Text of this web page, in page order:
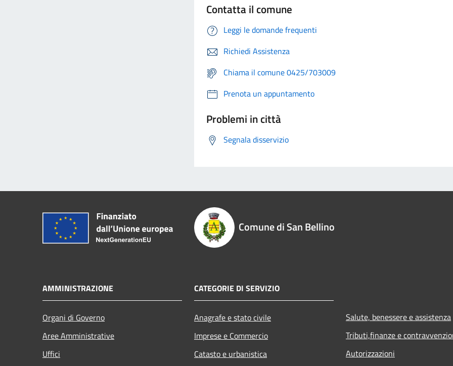
Contatta il comune
Leggi le domande frequenti
Richiedi Assistenza
Chiama il comune 0425/703009
Prenota un appuntamento
Problemi in città
Segnala disservizio
Comune di San Bellino
AMMINISTRAZIONE
Organi di Governo
Aree Amministrative
Uffici
CATEGORIE DI SERVIZIO
Anagrafe e stato civile
Imprese e Commercio
Catasto e urbanistica
Salute, benessere e assistenza
Tributi,finanze e
Autorizzazioni